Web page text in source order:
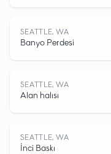
SEATTLE, WA
Banyo Perdesi
SEATTLE, WA
Alan halısı
SEATTLE, WA
İnci Baskı